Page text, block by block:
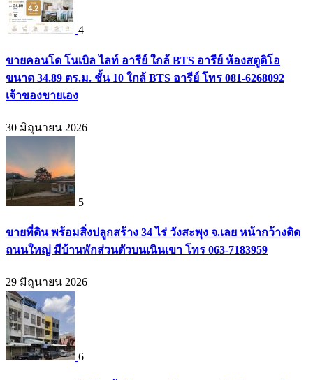
4
ขายคอนโด โนเบิล ไลท์ อารีย์ ใกล้ BTS อารีย์ ห้องสตูดิโอ
ขนาด 34.89 ตร.ม. ชั้น 10 ใกล้ BTS อารีย์ โทร 081-6268092
เจ้าของขายเอง
30 มิถุนายน 2026
5
ขายที่ดิน พร้อมสิ่งปลูกสร้าง 34 ไร่ วังสะพุง จ.เลย หน้ากว้างติด
ถนนใหญ่ มีบ้านพักส่วนตัวบนเนินเขา โทร 063-7183959
29 มิถุนายน 2026
6